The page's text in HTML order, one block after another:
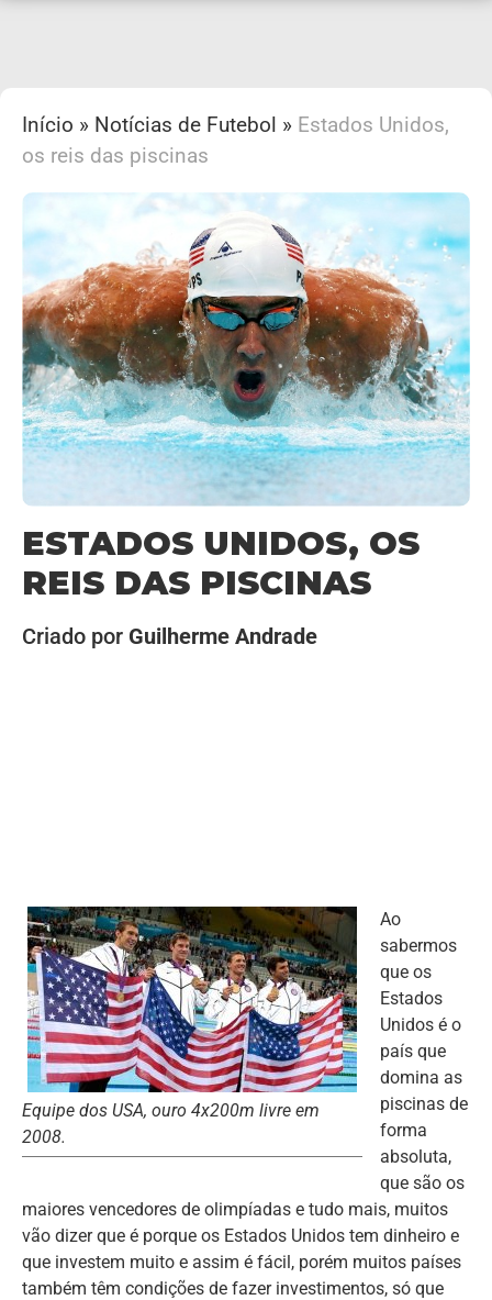
Início » Notícias de Futebol » Estados Unidos,
os reis das piscinas
ESTADOS UNIDOS, OS
REIS DAS PISCINAS
Criado por Guilherme Andrade
Equipe dos USA, ouro 4x200m livre em
2008.
Ao
sabermos
que os
Estados
Unidos é o
país que
domina as
piscinas de
forma
absoluta,
que são os
maiores vencedores de olimpíadas e tudo mais, muitos
vão dizer que é porque os Estados Unidos tem dinheiro e
que investem muito e assim é fácil, porém muitos países
também têm condições de fazer investimentos, só que